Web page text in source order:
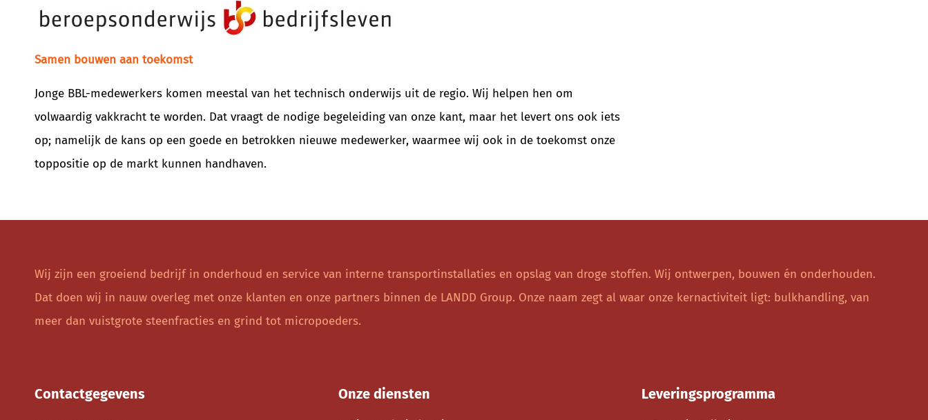
Samen bouwen aan toekomst
Jonge BBL-medewerkers komen meestal van het technisch onderwijs uit de regio. Wij helpen hen om
volwaardig vakkracht te worden. Dat vraagt de nodige begeleiding van onze kant, maar het levert ons ook iets
op; namelijk de kans op een goede en betrokken nieuwe medewerker, waarmee wij ook in de toekomst onze
toppositie op de markt kunnen handhaven.
Wij zijn een groeiend bedrijf in onderhoud en service van interne transportinstallaties en opslag van droge stoffen. Wij ontwerpen, bouwen én onderhouden.
Dat doen wij in nauw overleg met onze klanten en onze partners binnen de LANDD Group. Onze naam zegt al waar onze kernactiviteit ligt: bulkhandling, van
meer dan vuistgrote steenfracties en grind tot micropoeders.
Contactgegevens Onze diensten Leveringsprogramma